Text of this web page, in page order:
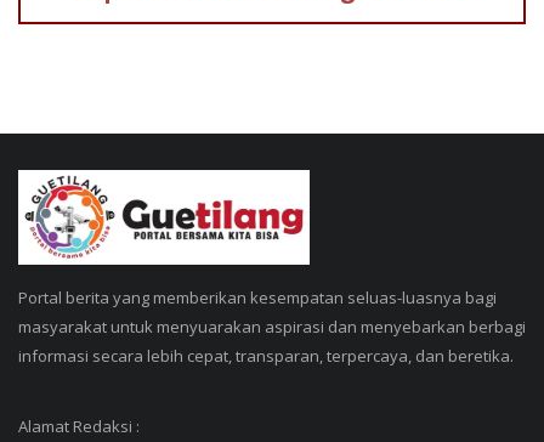
Portal berita yang memberikan kesempatan seluas-luasnya bagi
masyarakat untuk menyuarakan aspirasi dan menyebarkan berbagi
informasi secara lebih cepat, transparan, terpercaya, dan beretika.
Alamat Redaksi :